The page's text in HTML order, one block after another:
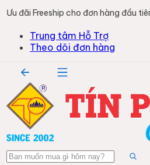
Ưu đãi Freeship cho đơn hàng đầu
Trung tâm Hỗ Trợ
Theo dõi đơn hàng